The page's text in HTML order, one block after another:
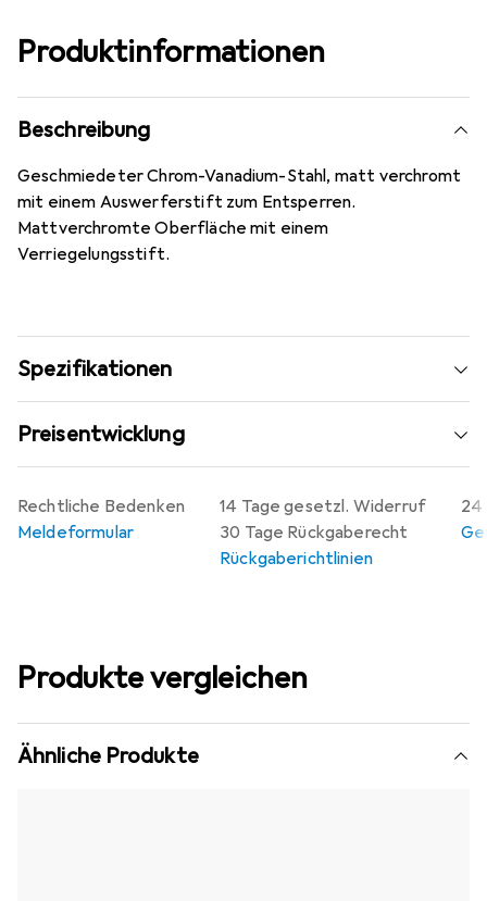
Produktinformationen
Beschreibung
Geschmiedeter Chrom-Vanadium-Stahl, matt verchromt
mit einem Auswerferstift zum Entsperren.
Mattverchromte Oberfläche mit einem
Verriegelungsstift.
Spezifikationen
Preisentwicklung
14 Tage gesetzl. Widerruf
30 Tage Rückgaberecht
Rückgaberichtlinien
24
Rechtliche Bedenken
Meldeformular
Produkte vergleichen
Ähnliche Produkte